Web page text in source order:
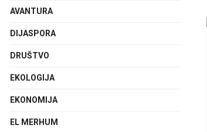
AVANTURA
DIJASPORA
DRUŠTVO
EKOLOGIJA
EKONOMIJA
EL MERHUM